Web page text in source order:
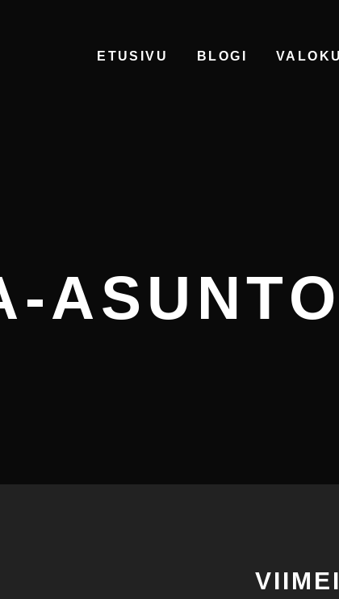
ETUSIVU BLOGI
ASUNTO